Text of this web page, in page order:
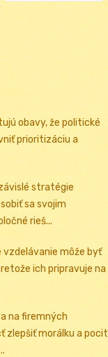
obavy, že politické
prioritizáciu a
stratégie
sa svojim
rieš...
vzdelávanie môže byť
ich pripravuje na
na firemných
zlepšiť morálku a pocit